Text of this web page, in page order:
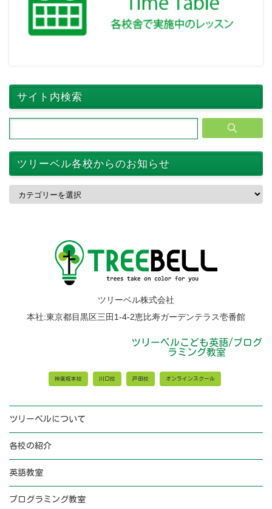
サイト内検索
ツリーベル各校からのお知らせ
ツリーベル株式会社
本社:東京都目黒区三田1-4-2恵比寿ガーデンテラス壱番館
ツリーベルこども英語/プログ
ラミング教室
神楽坂本校 川口校 戸田校 オンラインスクール
ツリーベルについて
各校の紹介
英語教室
プログラミング教室